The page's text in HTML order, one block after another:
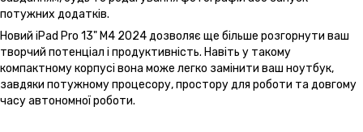
потужних додатків.
Новий iPad Pro 13" M4 2024 дозволяє ще більше розгорнути ваш
творчий потенціал і продуктивність. Навіть у такому
компактному корпусі вона може легко замінити ваш ноутбук,
завдяки потужному процесору, простору для роботи та довгому
часу автономної роботи.